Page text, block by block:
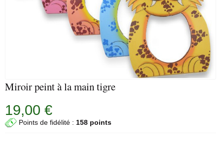
Miroir peint à la main tigre
19,00 €
Points de fidélité : 158 points